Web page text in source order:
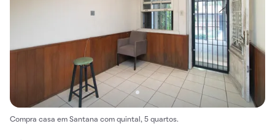
Compra casa em Santana com quintal, 5 quartos.